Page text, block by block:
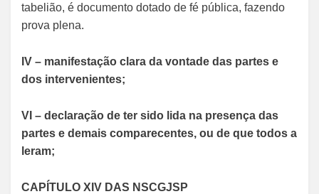
tabelião, é documento dotado de fé pública, fazendo
prova plena.
IV – manifestação clara da vontade das partes e
dos intervenientes;
VI – declaração de ter sido lida na presença das
partes e demais comparecentes, ou de que todos a
leram;
CAPÍTULO XIV DAS NSCGJSP